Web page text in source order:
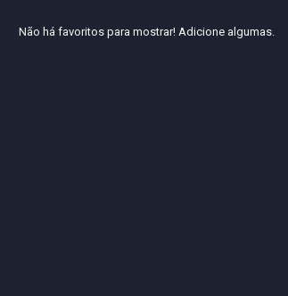
Não há favoritos para mostrar! Adicione algumas.